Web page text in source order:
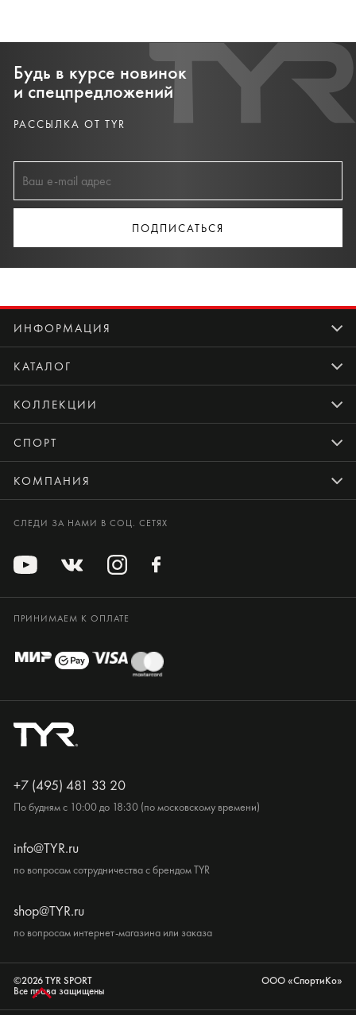
Будь в курсе новинок
и спецпредложений
РАССЫЛКА ОТ TYR
ПОДПИСАТЬСЯ
ИНФОРМАЦИЯ
КАТАЛОГ
КОЛЛЕКЦИИ
СПОРТ
КОМПАНИЯ
СЛЕДИ ЗА НАМИ В СОЦ. СЕТЯХ
ПРИНИМАЕМ К ОПЛАТЕ
+7 (495) 481 33 20
По будням с 10:00 до 18:30 (по московскому времени)
info@TYR.ru
по вопросам сотрудничества с брендом TYR
shop@TYR.ru
по вопросам интернет-магазина или заказа
©2026 TYR SPORT
Все права защищены
ООО «СпортиКо»